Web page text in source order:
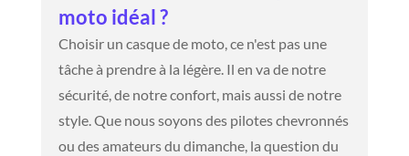
moto idéal ?
Choisir un casque de moto, ce n'est pas une
tâche à prendre à la légère. Il en va de notre
sécurité, de notre confort, mais aussi de notre
style. Que nous soyons des pilotes chevronnés
ou des amateurs du dimanche, la question du